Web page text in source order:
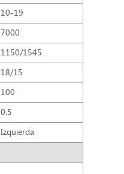
10-19
7000
1150/1545
18/15
100
0.5
Izquierda